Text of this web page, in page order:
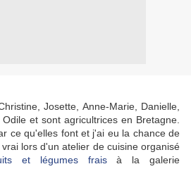
Josette, Anne-Marie, Danielle,
et sont agricultrices en Bretagne.
ce qu'elles font et j'ai eu la chance de
lors d'un atelier de cuisine organisé
et légumes fraisà la galerie